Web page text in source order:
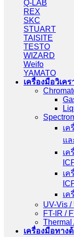
Q-LAB
REX
SKC
STUART
TAISITE
TESTO
WIZARD
Weifo
YAMATO
เครื่องมือวิเคร
เ
แล
เค
เค
เค
UV-Vis
FT-IR /
Thermal
เครื่องมือทาง